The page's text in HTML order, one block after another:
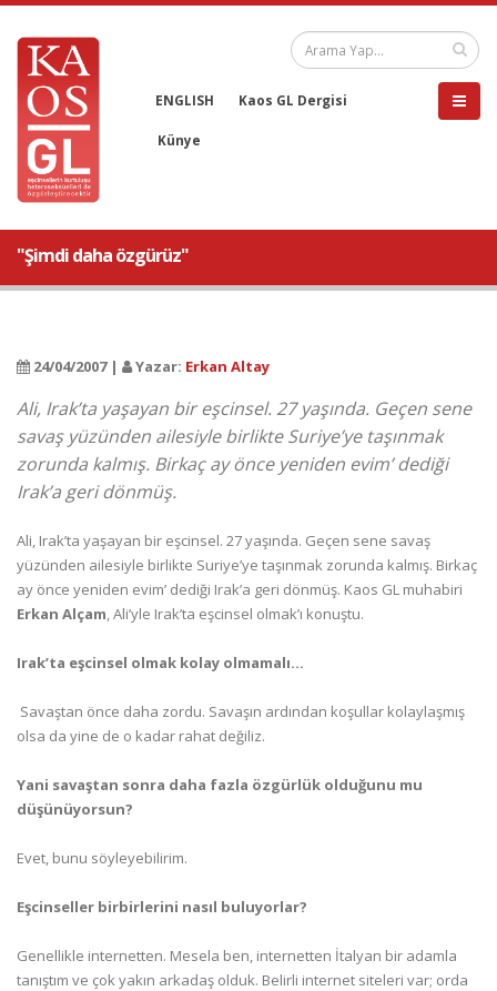
ENGLISH Kaos GL Dergisi
Künye
"Şimdi daha özgürüz"
24/04/2007 | Yazar: Erkan Altay
Ali, Irak’ta yaşayan bir eşcinsel. 27 yaşında. Geçen sene
savaş yüzünden ailesiyle birlikte Suriye’ye taşınmak
zorunda kalmış. Birkaç ay önce yeniden evim’ dediği
Irak’a geri dönmüş.
Ali, Irak’ta yaşayan bir eşcinsel. 27 yaşında. Geçen sene savaş
yüzünden ailesiyle birlikte Suriye’ye taşınmak zorunda kalmış. Birkaç
ay önce yeniden evim’ dediği Irak’a geri dönmüş. Kaos GL muhabiri
Erkan Alçam, Ali’yle Irak’ta eşcinsel olmak’ı konuştu.
Irak’ta eşcinsel olmak kolay olmamalı…
 Savaştan önce daha zordu. Savaşın ardından koşullar kolaylaşmış
olsa da yine de o kadar rahat değiliz.
Yani savaştan sonra daha fazla özgürlük olduğunu mu
düşünüyorsun?
Evet, bunu söyleyebilirim.
Eşcinseller birbirlerini nasıl buluyorlar?
Genellikle internetten. Mesela ben, internetten İtalyan bir adamla
tanıştım ve çok yakın arkadaş olduk. Belirli internet siteleri var; orda